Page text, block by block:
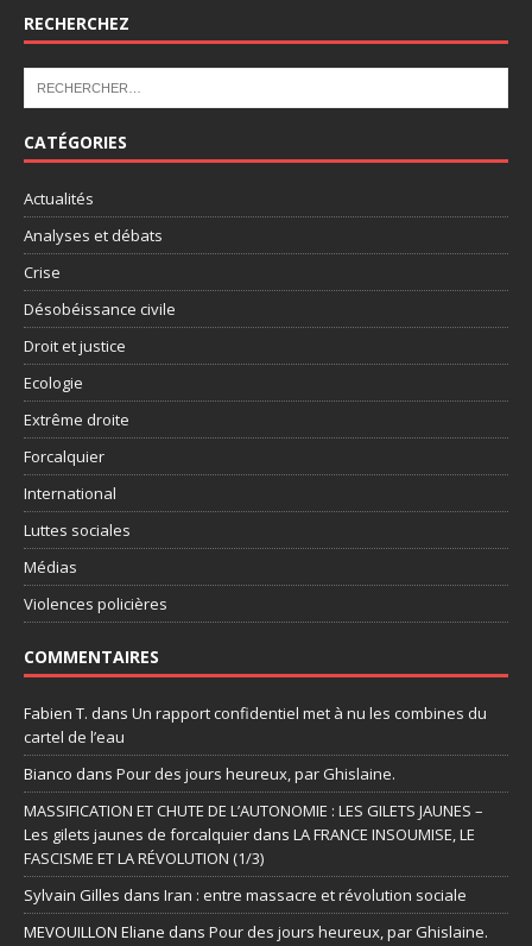
RECHERCHEZ
CATÉGORIES
Actualités
Analyses et débats
Crise
Désobéissance civile
Droit et justice
Ecologie
Extrême droite
Forcalquier
International
Luttes sociales
Médias
Violences policières
COMMENTAIRES
Fabien T. dans Un rapport confidentiel met à nu les combines du
cartel de l’eau
Bianco dans Pour des jours heureux, par Ghislaine.
MASSIFICATION ET CHUTE DE L’AUTONOMIE : LES GILETS JAUNES –
Les gilets jaunes de forcalquier dans LA FRANCE INSOUMISE, LE
FASCISME ET LA RÉVOLUTION (1/3)
Sylvain Gilles dans Iran : entre massacre et révolution sociale
MEVOUILLON Eliane dans Pour des jours heureux, par Ghislaine.